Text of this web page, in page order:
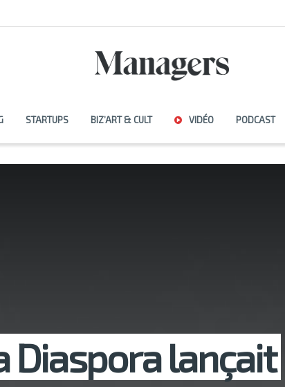
STARTUPS BIZ’ART & CULT VIDÉO PODCAST
Diaspora lançait